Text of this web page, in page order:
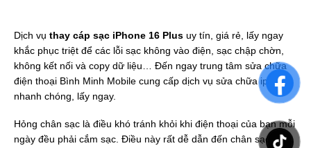
Dịch vụ thay cáp sạc iPhone 16 Plus uy tín, giá rẻ, lấy ngay
khắc phục triệt để các lỗi sạc không vào điện, sạc chập chờn,
không kết nối và copy dữ liệu… Đến ngay trung tâm sửa chữa
điện thoại Bình Minh Mobile cung cấp dịch vụ sửa chữa iphone
nhanh chóng, lấy ngay.
Hỏng chân sạc là điều khó tránh khỏi khi điện thoại của bạn mỗi
ngày đều phải cắm sạc. Điều này rất dễ dẫn đến chân sạc lỏng